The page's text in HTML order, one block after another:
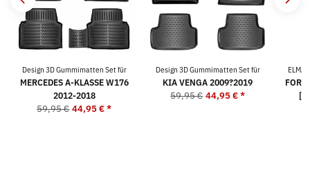
Design 3D Gummimatten Set für
MERCEDES A-KLASSE W176
2012-2018
59,95 € 44,95 €*
Design 3D Gummimatten Set für
KIA VENGA 2009?2019
59,95 € 44,95 €*